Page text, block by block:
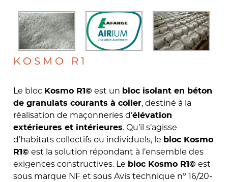
KOSMO R1
Le bloc Kosmo R1© est un bloc isolant en béton
de granulats courants à coller, destiné à la
réalisation de maçonneries d’élévation
extérieures et intérieures. Qu’il s’agisse
d’habitats collectifs ou individuels, le bloc Kosmo
R1© est la solution répondant à l’ensemble des
exigences constructives. Le bloc Kosmo R1© est
sous marque NF et sous Avis technique n° 16/20-